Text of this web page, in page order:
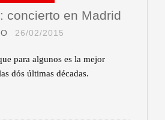
concierto en Madrid
26/02/2015
para algunos es la mejor
dós últimas décadas.